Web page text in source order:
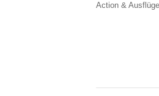
Action &